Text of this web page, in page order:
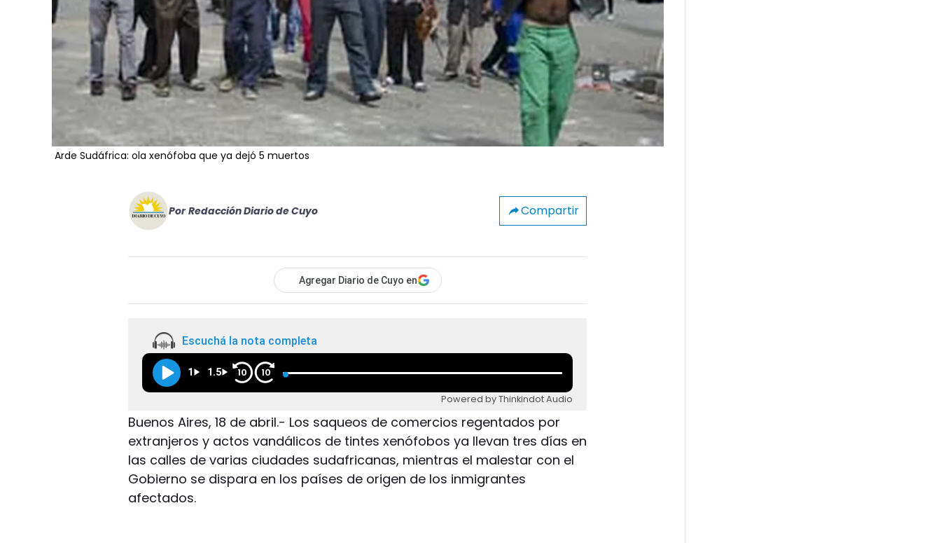
Arde Sudáfrica: ola xenófoba que ya dejó 5 muertos
Por Redacción Diario de Cuyo Compartir
Agregar Diario de Cuyo en
Escuchá la nota completa
1 1.5 10 10
Powered by Thinkindot Audio
Buenos Aires, 18 de abril.- Los saqueos de comercios regentados por
extranjeros y actos vandálicos de tintes xenófobos ya llevan tres días en
las calles de varias ciudades sudafricanas, mientras el malestar con el
Gobierno se dispara en los países de origen de los inmigrantes
afectados.